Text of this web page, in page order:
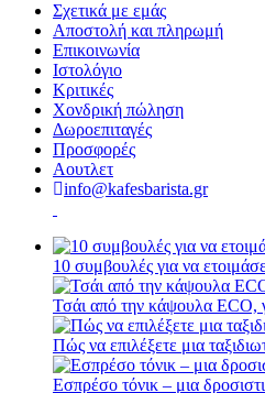
Σχετικά με εμάς
Αποστολή και πληρωμή
Επικοινωνία
Ιστολόγιο
Κριτικές
Χονδρική πώληση
Δωροεπιταγές
Προσφορές
Αουτλετ
info@kafesbarista.gr
10 συμβουλές για να
Τσάι από την κάψουλα ECO,
Πώς να επιλέξετε μια
Εσπρέσο τόνικ – μια